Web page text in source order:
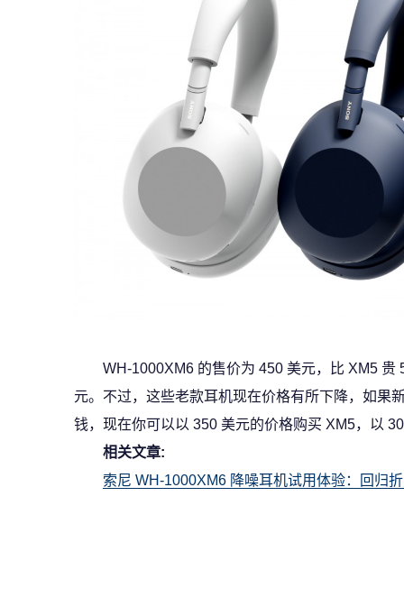
WH-1000XM6 的售价为 450 美元，比 XM5 贵
元。不过，这些老款耳机现在价格有所下降，如果
钱，现在你可以以 350 美元的价格购买 XM5，以
相关文章:
索尼 WH-1000XM6 降噪耳机试用体验：回归